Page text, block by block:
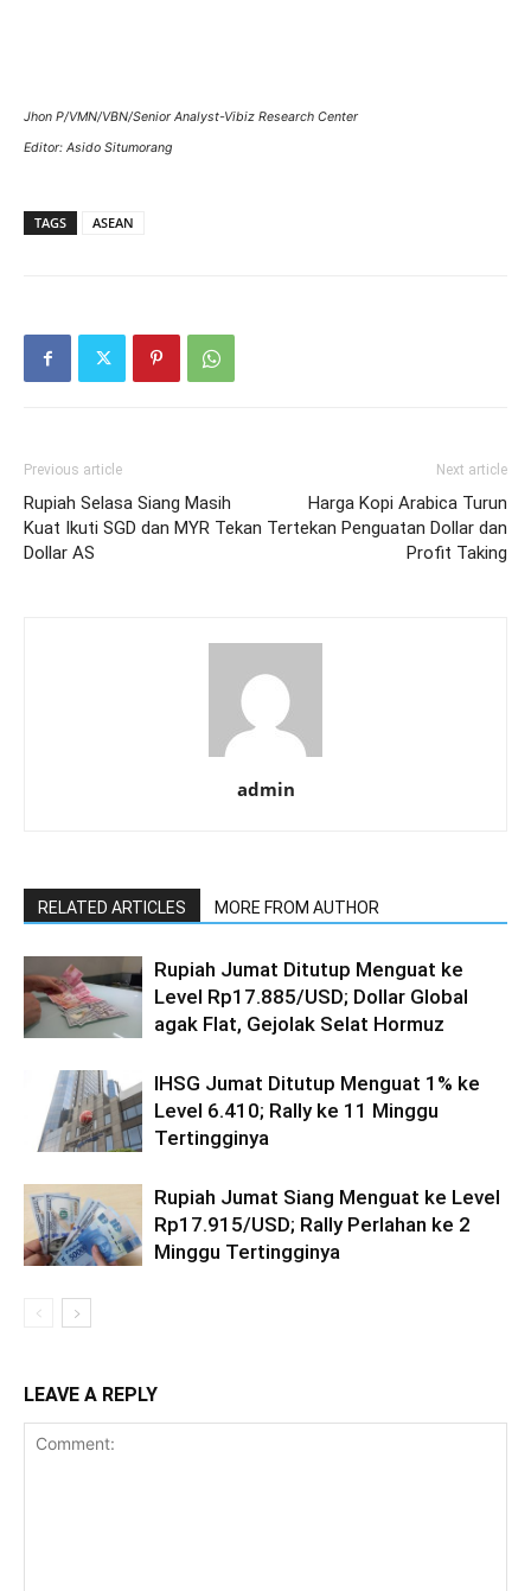
Jhon P/VMN/VBN/Senior Analyst-Vibiz Research Center
Editor: Asido Situmorang
TAGS ASEAN
Previous article
Rupiah Selasa Siang Masih
Kuat Ikuti SGD dan MYR Tekan
Dollar AS
Next article
Harga Kopi Arabica Turun
Tertekan Penguatan Dollar dan
Profit Taking
admin
RELATED ARTICLES MORE FROM AUTHOR
Rupiah Jumat Ditutup Menguat ke
Level Rp17.885/USD; Dollar Global
agak Flat, Gejolak Selat Hormuz
IHSG Jumat Ditutup Menguat 1% ke
Level 6.410; Rally ke 11 Minggu
Tertingginya
Rupiah Jumat Siang Menguat ke Level
Rp17.915/USD; Rally Perlahan ke 2
Minggu Tertingginya
LEAVE A REPLY